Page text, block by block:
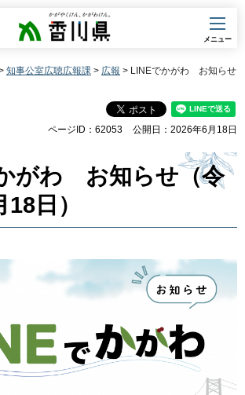
香川県
メニュー
知事公室広聴広報課 > 広報 > LINEでかがわ お知らせ
ページID：62053 公開日：2026年6月18日
がわ お知らせ（令
日）